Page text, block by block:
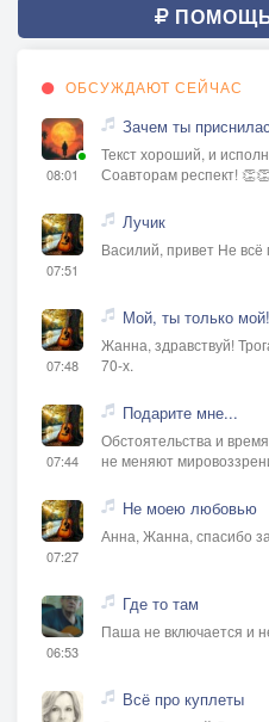
ОБСУЖДАЮТ СЕЙЧАС
08:01
Зачем ты
Текст хороший, и
Соавторам респект!
07:51
Лучик
Василий, привет Не всё
07:48
Мой, ты только мой!
Жанна, здравствуй!
70-х.
07:44
Подарите мне...
Обстоятельства и
не меняют
07:27
Не моею любовью
Анна, Жанна, спасибо
06:53
Где то там
Паша не включается и
Всё про куплеты